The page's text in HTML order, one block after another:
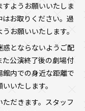
ようお願いいたしま
お取りください。過
お願いいたします。
とならないようご配
公演終了後の劇場付
内での身近な距離で
いたします。
だきます。スタッフ